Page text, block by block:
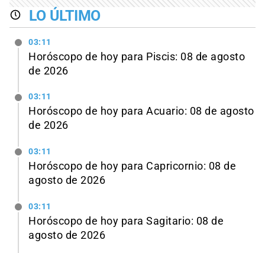
LO ÚLTIMO
03:11
Horóscopo de hoy para Piscis: 08 de agosto
de 2026
03:11
Horóscopo de hoy para Acuario: 08 de agosto
de 2026
03:11
Horóscopo de hoy para Capricornio: 08 de
agosto de 2026
03:11
Horóscopo de hoy para Sagitario: 08 de
agosto de 2026